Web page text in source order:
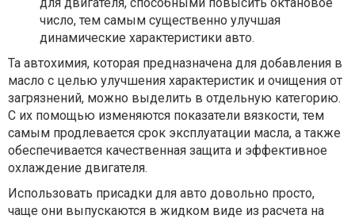
число, тем самым существенно улучшая
динамические характеристики авто.
Та автохимия, которая предназначена для добавления в
масло с целью улучшения характеристик и очищения от
загрязнений, можно выделить в отдельную категорию.
С их помощью изменяются показатели вязкости, тем
самым продлевается срок эксплуатации масла, а также
обеспечивается качественная защита и эффективное
охлаждение двигателя.
Использовать присадки для авто довольно просто,
чаще они выпускаются в жидком виде из расчета на